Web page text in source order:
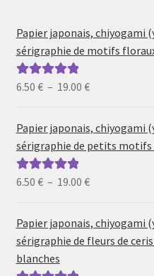
Papier japonais, chiyogami
sérigraphie de motifs
Note5.00sur
6.50 € – 19.00 €Plage
prix :
6.50 €
19.00 €
Papier japonais, chiyogami
sérigraphie de petits
Note5.00sur
6.50 € – 19.00 €Plage
prix :
6.50 €
Papier japonais, chiyogami
sérigraphie de fleurs de
blanches